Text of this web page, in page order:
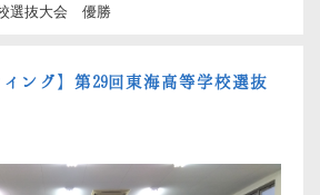
選抜大会 優勝
ィング】第29回東海高等学校選抜